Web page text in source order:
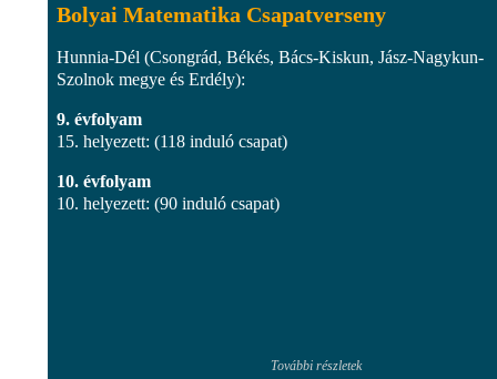
Bolyai Matematika Csapatverseny
Hunnia-Dél (Csongrád, Békés, Bács-Kiskun, Jász-Nagykun-
Szolnok megye és Erdély):
9. évfolyam
15. helyezett: (118 induló csapat)
10. évfolyam
10. helyezett: (90 induló csapat)
További részletek